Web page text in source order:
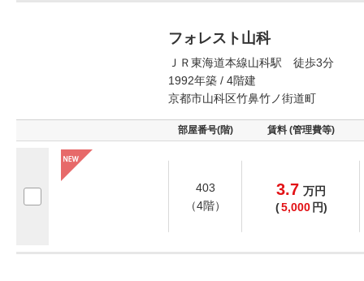
フォレスト山科
ＪＲ東海道本線山科駅 徒歩3分
1992年築 / 4階建
京都市山科区竹鼻竹ノ街道町
部屋番号(階) 賃料 (管理費等)
403
（4階）
3.7 万円
(5,000 円)